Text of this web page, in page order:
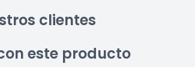
clientes
este producto